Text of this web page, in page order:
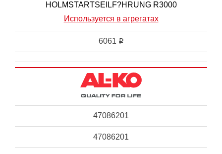
HOLMSTARTSEILF?HRUNG R3000
Используется в агрегатах
6061 i
47086201
47086201